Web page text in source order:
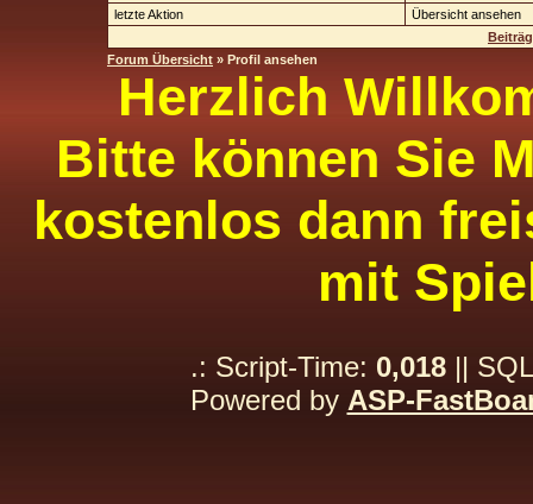
letzte Aktion
Übersicht ansehen
Forum Übersicht » Profil ansehen
Herzlich
Bitte können Sie
kostenlos dann
mit
.: Script-Time: 0,018||
Powered by ASP-